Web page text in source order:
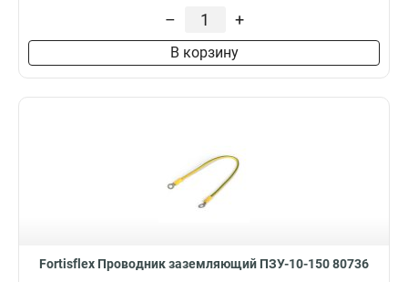
– +
В корзину
Fortisflex Проводник заземляющий ПЗУ-10-150 80736